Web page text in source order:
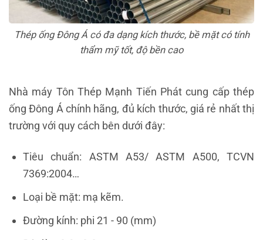
Thép ống Đông Á có đa dạng kích thước, bề mặt có tính
thẩm mỹ tốt, độ bền cao
Nhà máy Tôn Thép Mạnh Tiến Phát cung cấp thép
ống Đông Á chính hãng, đủ kích thước, giá rẻ nhất thị
trường với quy cách bên dưới đây:
Tiêu chuẩn: ASTM A53/ ASTM A500, TCVN
7369:2004…
Loại bề mặt: mạ kẽm.
Đường kính: phi 21 - 90 (mm)